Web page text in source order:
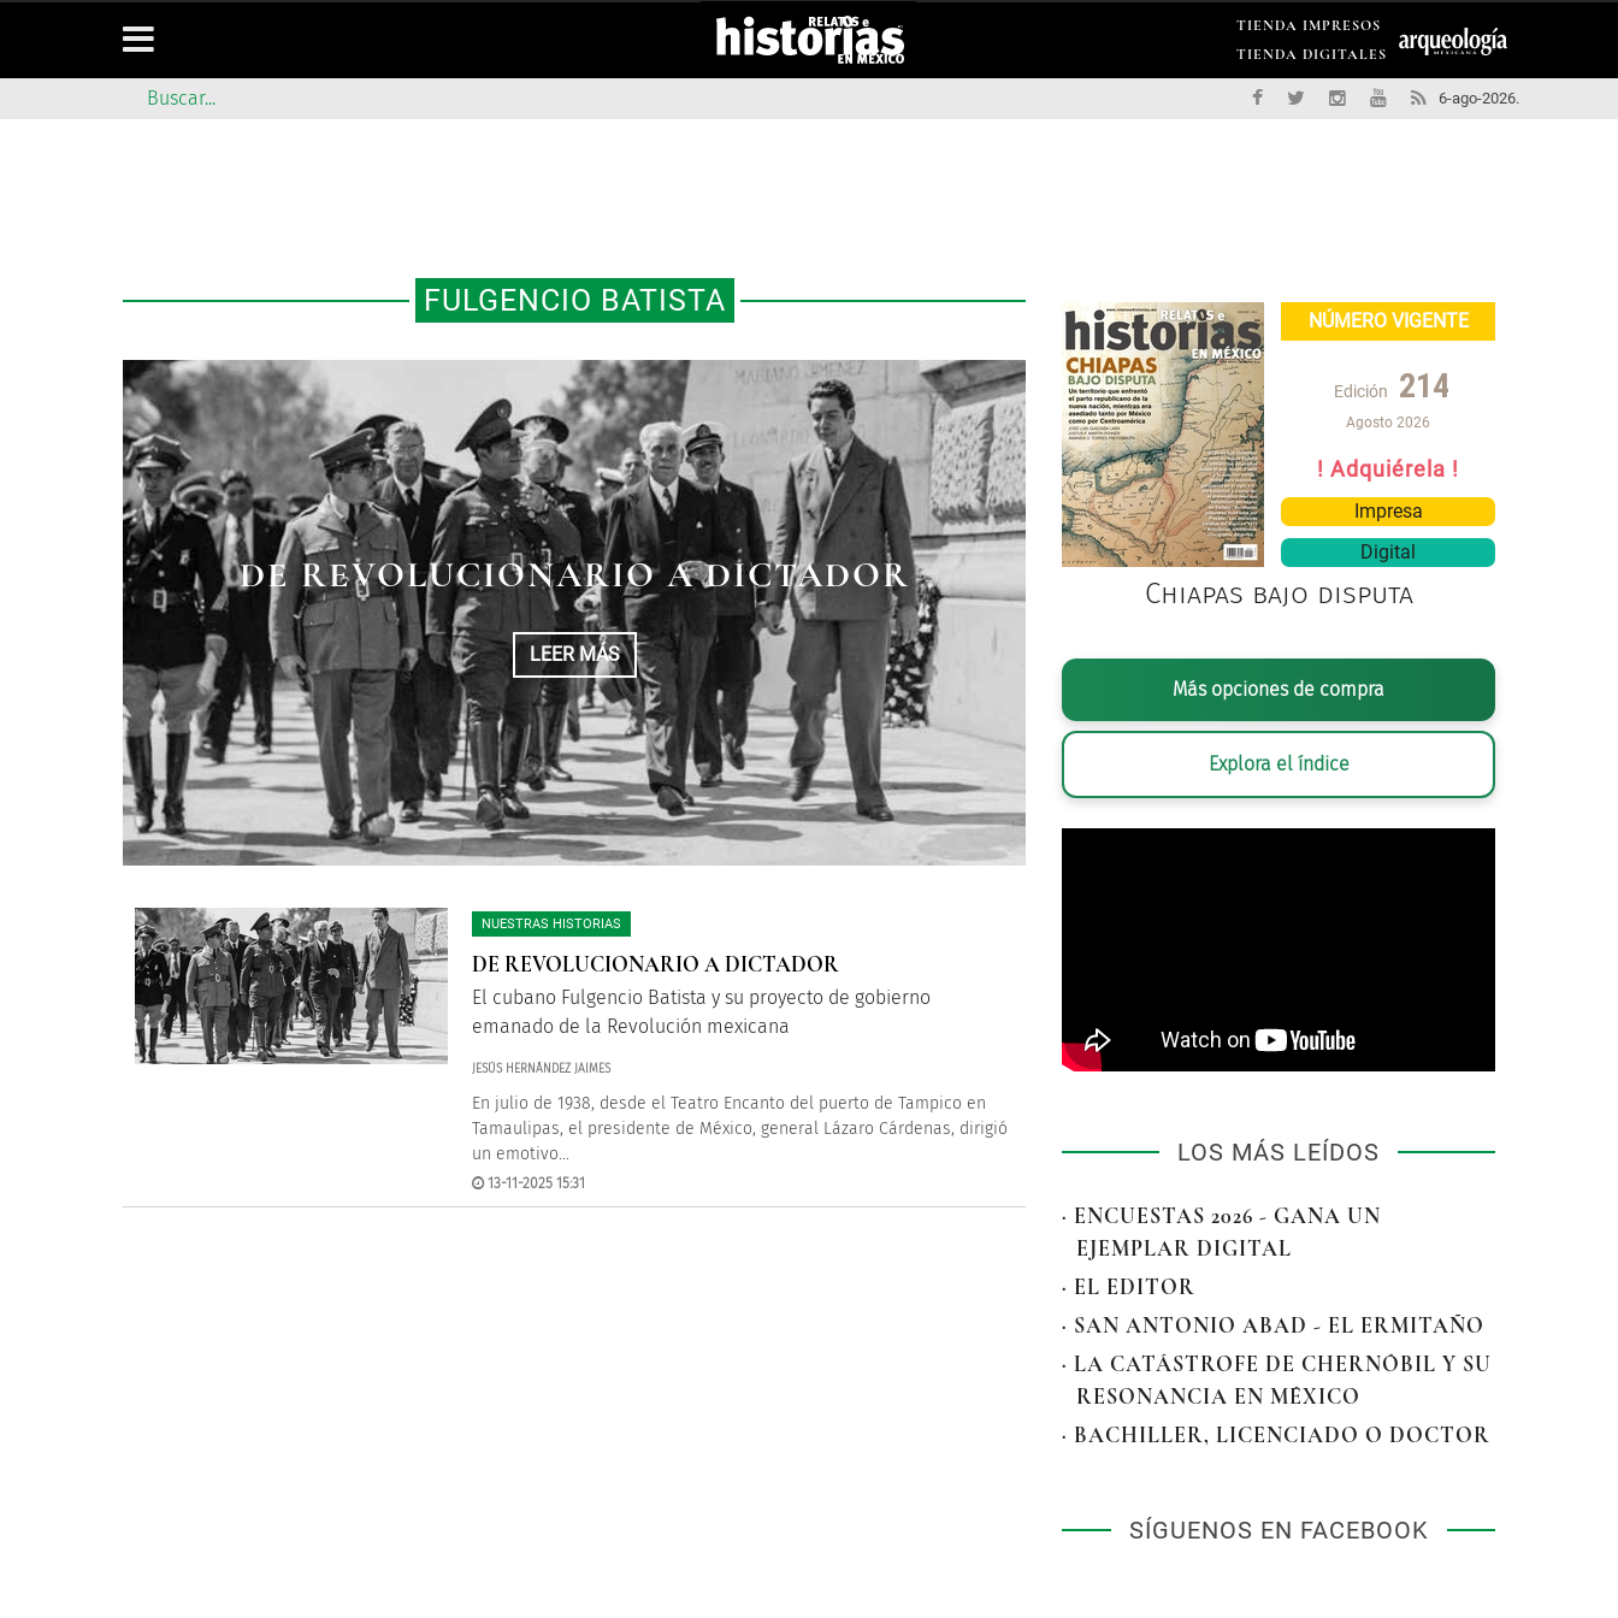
TIENDA IMPRESOS
TIENDA DIGITALES
6-ago-2026.
FULGENCIO BATISTA
DE REVOLUCIONARIO A DICTADOR
LEER MÁS
NUESTRAS HISTORIAS
DE REVOLUCIONARIO A DICTADOR
El cubano Fulgencio Batista y su proyecto de gobierno
emanado de la Revolución mexicana
JESÚS HERNÁNDEZ JAIMES
En julio de 1938, desde el Teatro Encanto del puerto de Tampico en
Tamaulipas, el presidente de México, general Lázaro Cárdenas, dirigió
un emotivo...
13-11-2025 15:31
NÚMERO VIGENTE
Edición 214
Agosto 2026
! Adquiérela !
Impresa
Digital
Chiapas bajo disputa
Más opciones de compra
Explora el índice
LOS MÁS LEÍDOS
· ENCUESTAS 2026 - GANA UN
EJEMPLAR DIGITAL
· EL EDITOR
· SAN ANTONIO ABAD - EL ERMITAÑO
· LA CATÁSTROFE DE CHERNÓBIL Y SU
RESONANCIA EN MÉXICO
· BACHILLER, LICENCIADO O DOCTOR
SÍGUENOS EN FACEBOOK